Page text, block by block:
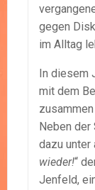
gegen
im Alltag
In diesem
mit dem
Neben
dazu unter
wieder!“
Jenfeld,